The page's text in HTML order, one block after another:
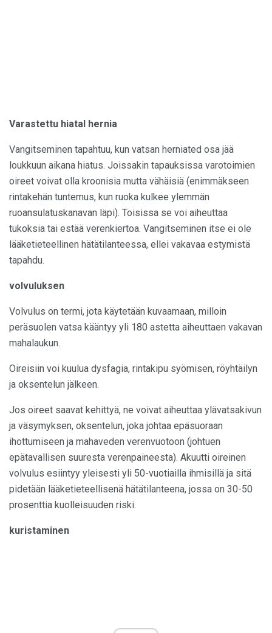
Varastettu hiatal hernia
Vangitseminen tapahtuu, kun vatsan herniated osa jää
loukkuun aikana hiatus. Joissakin tapauksissa varotoimien
oireet voivat olla kroonisia mutta vähäisiä (enimmäkseen
rintakehän tuntemus, kun ruoka kulkee ylemmän
ruoansulatuskanavan läpi). Toisissa se voi aiheuttaa
tukoksia tai estää verenkiertoa. Vangitseminen itse ei ole
lääketieteellinen hätätilanteessa, ellei vakavaa estymistä
tapahdu.
volvuluksen
Volvulus on termi, jota käytetään kuvaamaan, milloin
peräsuolen vatsa kääntyy yli 180 astetta aiheuttaen vakavan
mahalaukun.
Oireisiin voi kuulua dysfagia, rintakipu syömisen, röyhtäilyn
ja oksentelun jälkeen.
Jos oireet saavat kehittyä, ne voivat aiheuttaa ylävatsakivun
ja väsymyksen, oksentelun, joka johtaa epäsuoraan
ihottumiseen ja mahaveden verenvuotoon (johtuen
epätavallisen suuresta verenpaineesta). Akuutti oireinen
volvulus esiintyy yleisesti yli 50-vuotiailla ihmisillä ja sitä
pidetään lääketieteellisenä hätätilanteena, jossa on 30-50
prosenttia kuolleisuuden riski.
kuristaminen